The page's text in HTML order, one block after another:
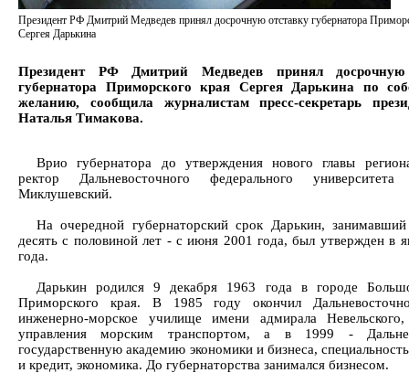
Президент РФ Дмитрий Медведев принял досрочную отставку губернатора
Сергея Дарькина
Президент РФ Дмитрий Медведев принял досрочную
губернатора Приморского края Сергея Дарькина по
желанию, сообщила журналистам пресс-секретарь
Наталья Тимакова.
Врио губернатора до утверждения нового главы
ректор Дальневосточного федерального
Миклушевский.
На очередной губернаторский срок Дарькин,
десять с половиной лет - с июня 2001 года, был утвержден в
года.
Дарькин родился 9 декабря 1963 года в городе
Приморского края. В 1985 году окончил
инженерно-морское училище имени адмирала Невельского,
управления морским транспортом, а в 1999 -
государственную академию экономики и бизнеса,
и кредит, экономика. До губернаторства занимался бизнесом.